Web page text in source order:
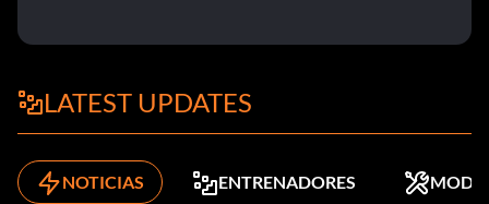
LATEST UPDATES
NOTICIAS ENTRENADORES MODS